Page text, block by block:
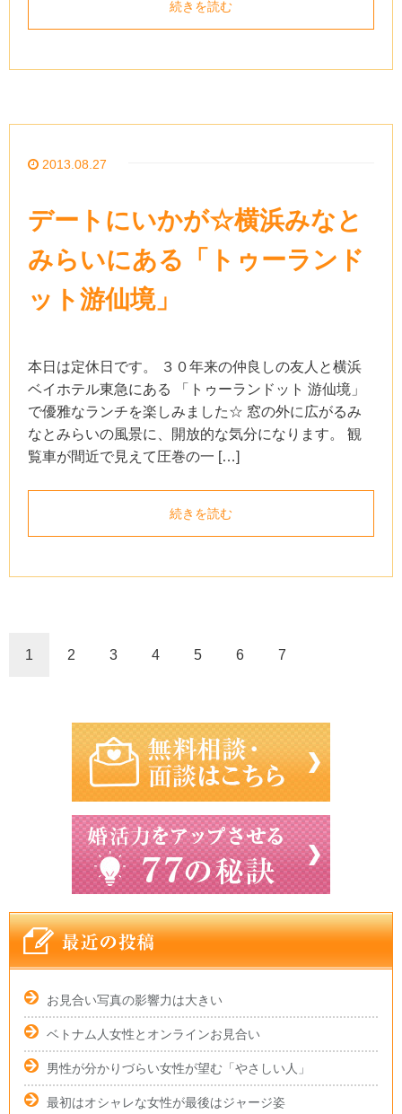
続きを読む
2013.08.27
デートにいかが☆横浜みなと
みらいにある「トゥーランド
ット游仙境」
本日は定休日です。 ３０年来の仲良しの友人と横浜
ベイホテル東急にある 「トゥーランドット 游仙境」
で優雅なランチを楽しみました☆ 窓の外に広がるみ
なとみらいの風景に、開放的な気分になります。 観
覧車が間近で見えて圧巻の一 […]
続きを読む
1 2 3 4 5 6 7
お見合い写真の影響力は大きい
ベトナム人女性とオンラインお見合い
男性が分かりづらい女性が望む「やさしい人」
最初はオシャレな女性が最後はジャージ姿